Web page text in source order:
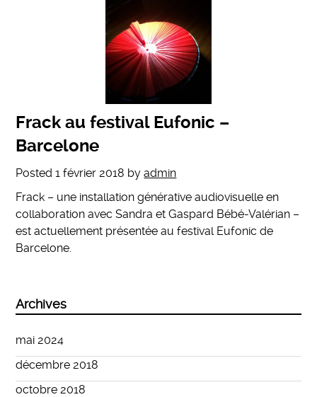
Frack au festival Eufonic –
Barcelone
Posted1 février 2018 byadmin
Frack – une installation générative audiovisuelle en
collaboration avec Sandra et Gaspard Bébé-Valérian –
est actuellement présentée au festival Eufonic de
Barcelone.
Archives
mai 2024
décembre 2018
octobre 2018